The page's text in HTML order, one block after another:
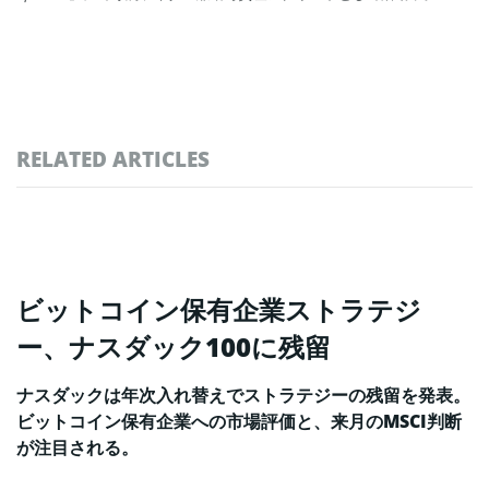
RELATED ARTICLES
ビットコイン保有企業ストラテジ
ー、ナスダック100に残留
ナスダックは年次入れ替えでストラテジーの残留を発表。
ビットコイン保有企業への市場評価と、来月のMSCI判断
が注目される。